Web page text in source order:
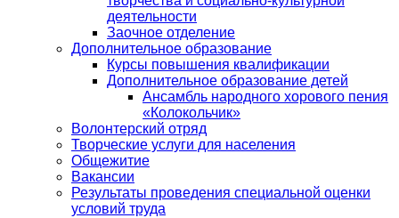
деятельности
Заочное отделение
Дополнительное образование
Курсы повышения квалификации
Дополнительное образование детей
Ансамбль народного хорового пения
«Колокольчик»
Волонтерский отряд
Творческие услуги для населения
Общежитие
Вакансии
Результаты проведения специальной оценки
условий труда